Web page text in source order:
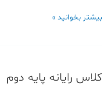
بیشتر بخوانید »
کلاس رایانه پایه دوم
پایه